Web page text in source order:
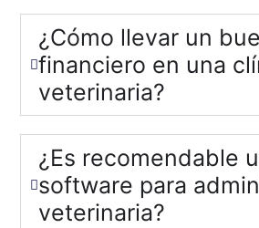
¿Cómo llevar un
financiero en una
veterinaria?
¿Es recomendable
software para
veterinaria?